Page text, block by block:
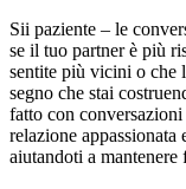
Sii paziente – le
se il tuo partner è più
sentite più vicini o che
segno che stai
fatto con
relazione appassionata
aiutandoti a